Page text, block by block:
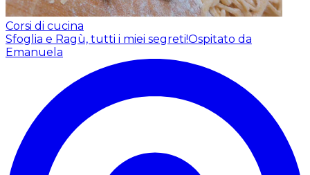
Corsi di cucina
Sfoglia e Ragù, tutti i miei segreti!Ospitato da
Emanuela